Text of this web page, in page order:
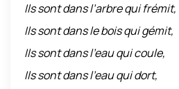
toute une race… » Toujours
l’idée que, selon ce que nous
sénégalais Bigaro Diop dans
Souffles:
Ils sont dans l’arbre qui frémit,
Ils sont dans le bois qui gémit,
Ils sont dans l’eau qui coule,
Ils sont dans l’eau qui dort,